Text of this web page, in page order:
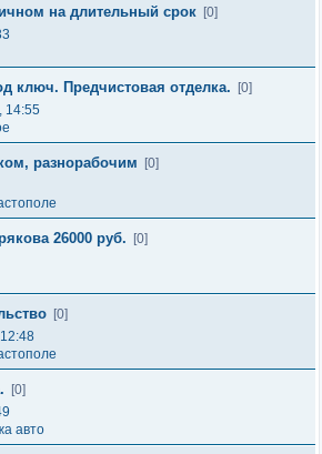
на длительный срок [0]
ключ. Предчистовая отделка.
[0]
14:55
разнорабочим
[0]
26000 руб.
[0]
[0]
[0]
авто